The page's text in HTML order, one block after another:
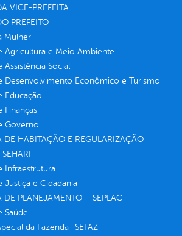
VICE-PREFEITA
PREFEITO
Mulher
Agricultura e Meio Ambiente
Assistência Social
Desenvolvimento Econômico e Turismo
Educação
Finanças
Governo
DE HABITAÇÃO E REGULARIZAÇÃO
Infraestrutura
Justiça e Cidadania
DE PLANEJAMENTO – SEPLAC
Saúde
da Fazenda- SEFAZ